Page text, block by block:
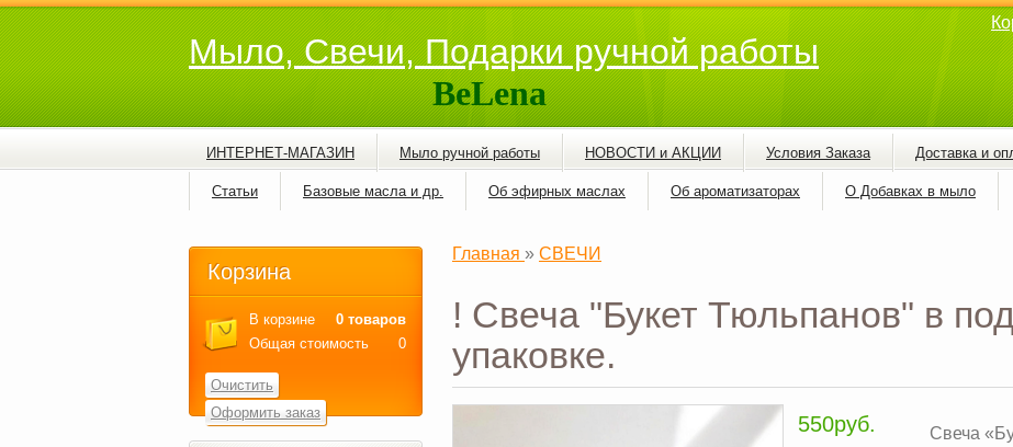
Мыло, Свечи, Подарки ручной работы
BeLena
ИНТЕРНЕТ-МАГАЗИН Мыло ручной работы НОВОСТИ и АКЦИИ Условия Заказа Доставка и
Статьи Базовые масла и др. Об эфирных маслах Об ароматизаторах О Добавках в мыло
Главная » СВЕЧИ
! Свеча "Букет Тюльпанов" в
упаковке.
550руб. Свеча
Корзина
В корзине
0 товаров
Общая стоимость
0
Очистить
Оформить заказ